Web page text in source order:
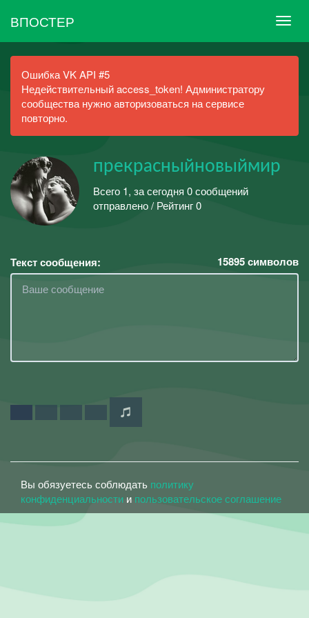
ВПОСТЕР
Ошибка VK API #5
Недействительный access_token! Администратору
сообщества нужно авторизоваться на сервисе
повторно.
прекрасныйновыймир
Всего 1, за сегодня 0 сообщений
отправлено / Рейтинг 0
Текст сообщения: 15895символов
Вы обязуетесь соблюдать политику
конфиденциальности и пользовательское соглашение